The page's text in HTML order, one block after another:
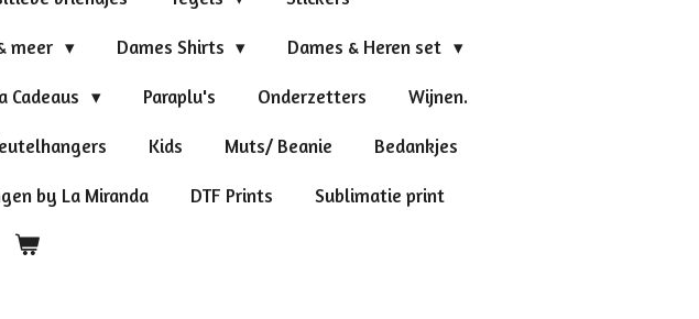
meer Dames Shirts Dames & Heren set
Cadeaus Paraplu's Onderzetters Wijnen.
Kids Muts/ Beanie Bedankjes
by La Miranda DTF Prints Sublimatie print